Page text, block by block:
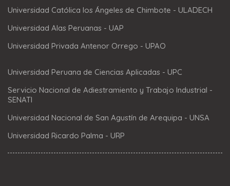
Universidad Católica los Ángeles de Chimbote - ULADECH
Universidad Alas Peruanas - UAP
Universidad Privada Antenor Orrego - UPAO
Universidad Peruana de Ciencias Aplicadas - UPC
Servicio Nacional de Adiestramiento y Trabajo Industrial -
SENATI
Universidad Nacional de San Agustín de Arequipa - UNSA
Universidad Ricardo Palma - URP